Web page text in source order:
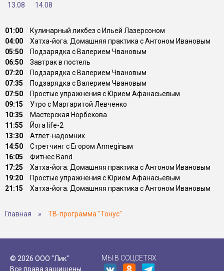
13.08 14.08
01:00
Кулинарный ликбез с Ильей Лазерсоном
04:00
Хатха-йога. Домашняя практика с Антоном Ивановым
05:50
Подзарядка с Валерием Чвановым
06:50
Завтрак в постель
07:20
Подзарядка с Валерием Чвановым
07:35
Подзарядка с Валерием Чвановым
07:50
Простые упражнения с Юрием Афанасьевым
09:15
Утро с Маргаритой Левченко
10:35
Мастерская Норбекова
11:55
Йога life-2
13:30
Атлет-надомник
14:50
Стретчинг с Егором Anneginым
16:05
Фитнес Band
17:25
Хатха-йога. Домашняя практика с Антоном Ивановым
19:20
Простые упражнения с Юрием Афанасьевым
21:15
Хатха-йога. Домашняя практика с Антоном Ивановым
Главная » ТВ-программа "Тонус"
© 2026 ООО "Лик"
Все права защищены
МЫ В СОЦСЕТЯХ